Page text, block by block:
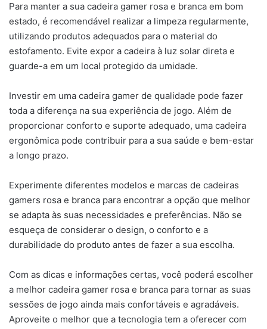
Para manter a sua cadeira gamer rosa e branca em bom
estado, é recomendável realizar a limpeza regularmente,
utilizando produtos adequados para o material do
estofamento. Evite expor a cadeira à luz solar direta e
guarde-a em um local protegido da umidade.
Investir em uma cadeira gamer de qualidade pode fazer
toda a diferença na sua experiência de jogo. Além de
proporcionar conforto e suporte adequado, uma cadeira
ergonômica pode contribuir para a sua saúde e bem-estar
a longo prazo.
Experimente diferentes modelos e marcas de cadeiras
gamers rosa e branca para encontrar a opção que melhor
se adapta às suas necessidades e preferências. Não se
esqueça de considerar o design, o conforto e a
durabilidade do produto antes de fazer a sua escolha.
Com as dicas e informações certas, você poderá escolher
a melhor cadeira gamer rosa e branca para tornar as suas
sessões de jogo ainda mais confortáveis e agradáveis.
Aproveite o melhor que a tecnologia tem a oferecer com